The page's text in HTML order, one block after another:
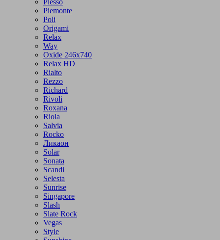
Piemonte
Poli
Origami
Relax
Way
Oxide 246x740
Relax HD
Rialto
Rezzo
Richard
Rivoli
Roxana
Riola
Salvia
Rocko
Ликаон
Solar
Sonata
Scandi
Selesta
Sunrise
Singapore
Slash
Slate Rock
Vegas
Style